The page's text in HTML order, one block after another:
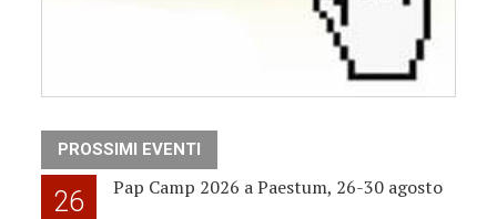
PROSSIMI EVENTI
26 Pap Camp 2026 a Paestum, 26-30 agosto